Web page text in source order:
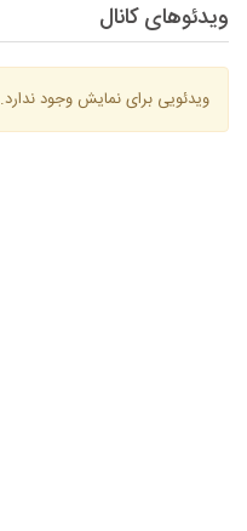
ویدئوهای کانال
ویدئویی برای نمایش وجود ندارد.